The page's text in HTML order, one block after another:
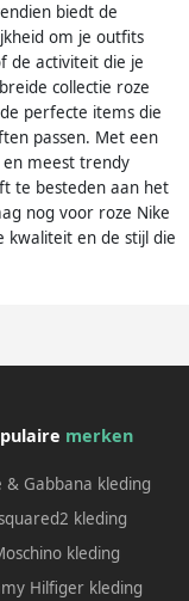
biedt de
om je outfits
de activiteit die je
collectie roze
perfecte items die
passen. Met een
meest trendy
te besteden aan het
nog voor roze Nike
kwaliteit en de stijl die
merken
& Gabbana kleding
kleding
kleding
Hilfiger kleding